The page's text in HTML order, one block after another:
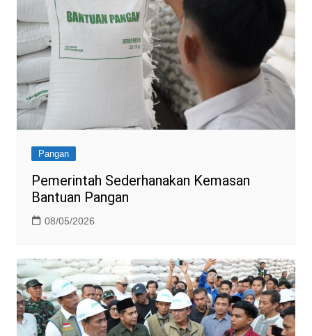
Pangan
Pemerintah Sederhanakan Kemasan
Bantuan Pangan
08/05/2026